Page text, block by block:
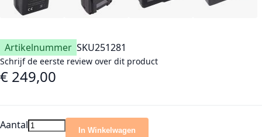
Artikelnummer SKU251281
Schrijf de eerste review over dit product
€ 249,00
Aantal In Winkelwagen